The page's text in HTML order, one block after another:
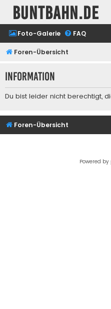
buntbahn.de
Foto-Galerie FAQ
Foren-Übersicht
Information
Du bist leider nicht berechtigt,
Foren-Übersicht
Powered by